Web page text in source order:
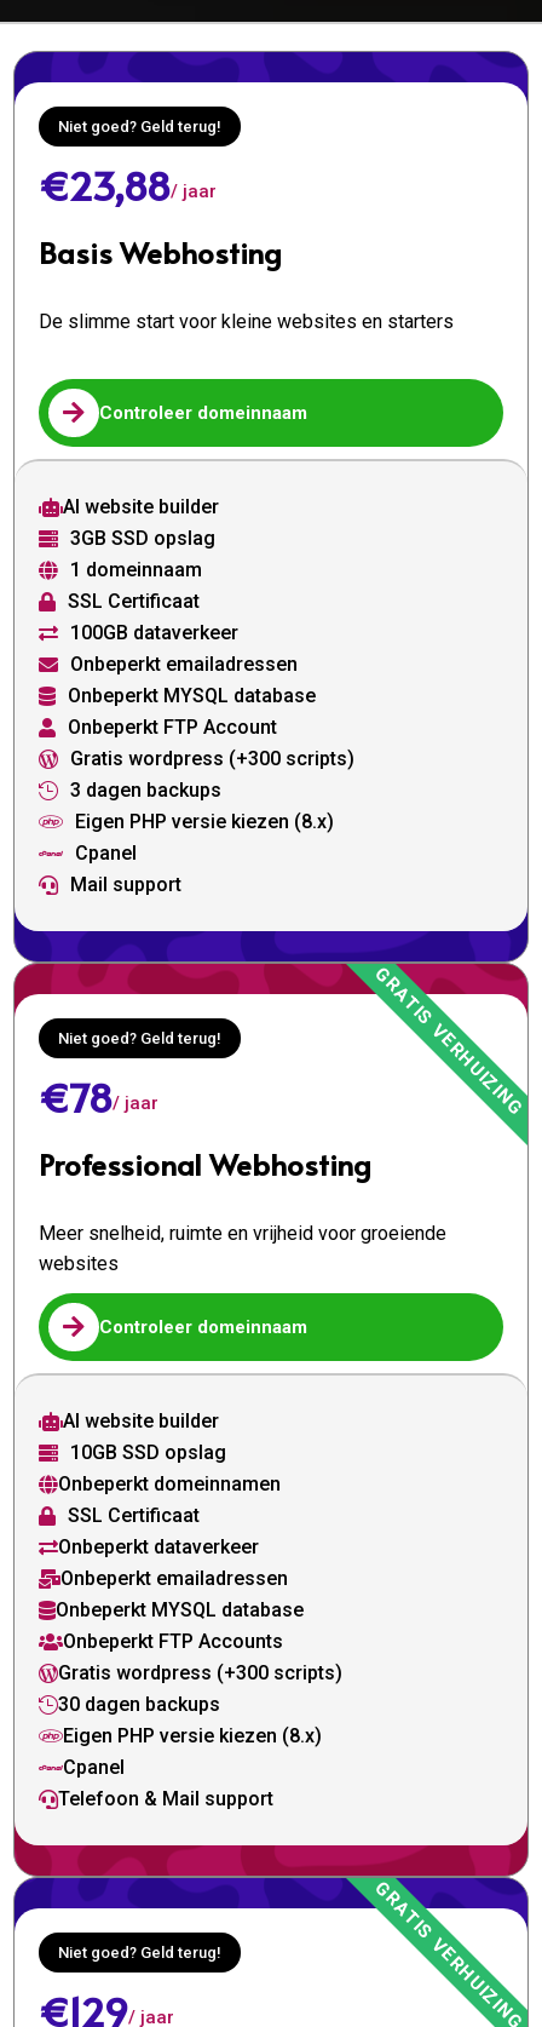
Niet goed? Geld terug!
€23,88/ jaar
Basis Webhosting
De slimme start voor kleine websites en starters
 Controleer domeinnaam
AI website builder
 3GB SSD opslag
 1 domeinnaam
 SSL Certificaat
 100GB dataverkeer
 Onbeperkt emailadressen
 Onbeperkt MYSQL database
 Onbeperkt FTP Account
 Gratis wordpress (+300 scripts)
 3 dagen backups
 Eigen PHP versie kiezen (8.x)
 Cpanel
 Mail support
Niet goed? Geld terug!
€78/ jaar
Professional Webhosting
Meer snelheid, ruimte en vrijheid voor groeiende
websites
 Controleer domeinnaam
AI website builder
 10GB SSD opslag
Onbeperkt domeinnamen
 SSL Certificaat
Onbeperkt dataverkeer
Onbeperkt emailadressen
Onbeperkt MYSQL database
Onbeperkt FTP Accounts
Gratis wordpress (+300 scripts)
30 dagen backups
Eigen PHP versie kiezen (8.x)
Cpanel
Telefoon & Mail support
Niet goed? Geld terug!
€129/ jaar